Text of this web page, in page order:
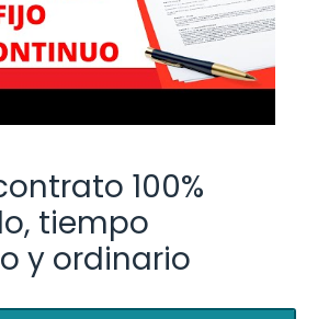
100%
tiempo
y ordinario